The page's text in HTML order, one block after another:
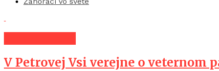
V Petrovej Vsi verejne o veternom